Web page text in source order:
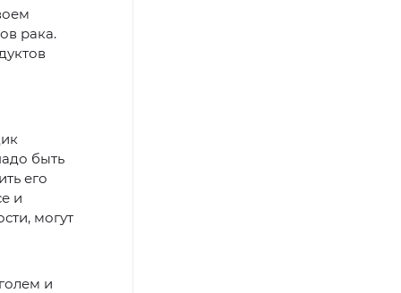
рака.
быть
его
и
могут
и